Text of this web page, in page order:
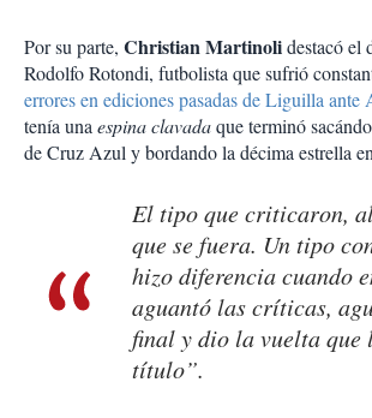
Por su parte, Christian Martinolidestacó el
Rodolfo Rotondi, futbolista que sufrió
errores en ediciones pasadas de Liguilla ante
tenía unaespina clavadaque terminó
de Cruz Azul y bordando la décima estrella
El tipo que criticaron,
que se fuera. Un tipo
hizo diferencia cuando
aguantó las críticas,
final y dio la vuelta que
título”.